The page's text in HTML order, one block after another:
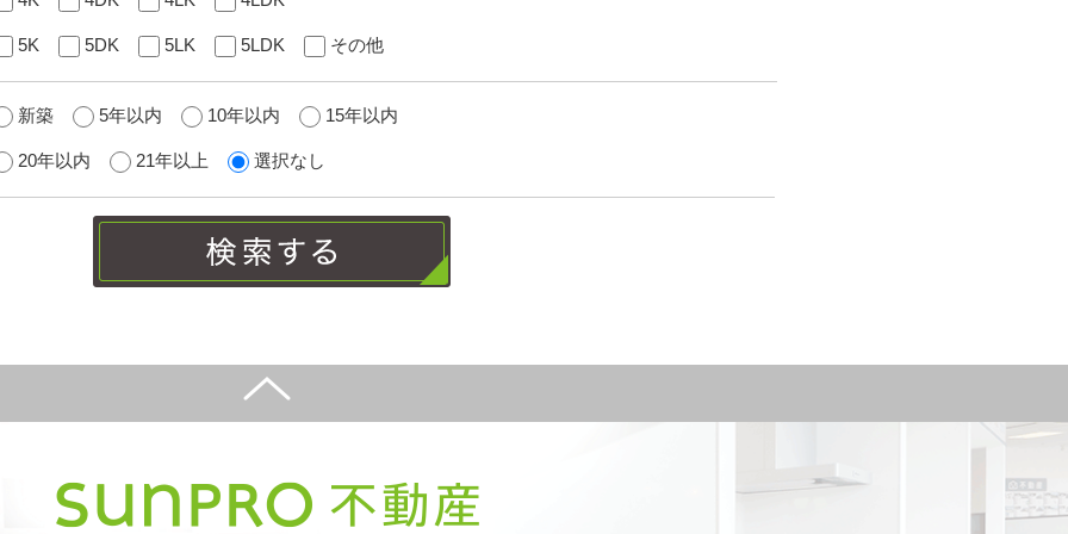
5K 5DK 5LK 5LDK その他
新築 5年以内 10年以内 15年以内
20年以内 21年以上 選択なし